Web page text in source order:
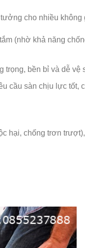
cho nhiều không
(nhờ khả năng
trọng, bền bỉ và dễ vệ
cầu sàn chịu lực tốt,
hại, chống trơn